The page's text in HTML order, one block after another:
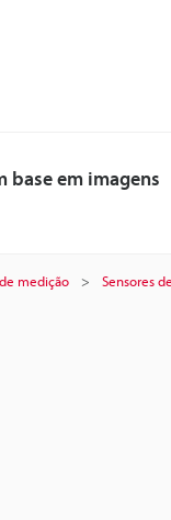
base em imagens
medição Sensores